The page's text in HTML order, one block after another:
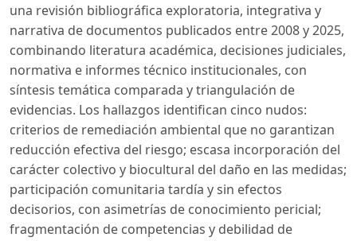
una revisión bibliográfica exploratoria, integrativa y
narrativa de documentos publicados entre 2008 y 2025,
combinando literatura académica, decisiones judiciales,
normativa e informes técnico institucionales, con
síntesis temática comparada y triangulación de
evidencias. Los hallazgos identifican cinco nudos:
criterios de remediación ambiental que no garantizan
reducción efectiva del riesgo; escasa incorporación del
carácter colectivo y biocultural del daño en las medidas;
participación comunitaria tardía y sin efectos
decisorios, con asimetrías de conocimiento pericial;
fragmentación de competencias y debilidad de